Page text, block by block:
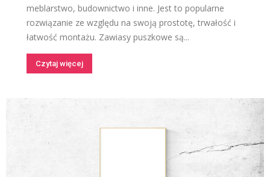
meblarstwo, budownictwo i inne. Jest to popularne
rozwiązanie ze względu na swoją prostotę, trwałość i
łatwość montażu. Zawiasy puszkowe są...
Czytaj więcej